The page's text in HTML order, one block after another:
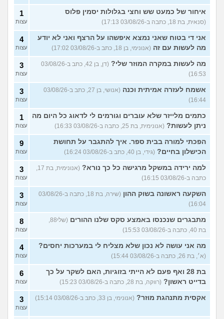
איחור של כמעט שש וחצי בגלולות יסמין פלוס
(סנאית, בת 18, כתבה ב-03/08/26 17:13)
1
עצות
אני די בטוח שאני נמצא איפשהו על הרצף ואני לא יודע
מה לעשות עם זה (אנונימי, בן 18, כתב ב-03/08/26 17:02)
4
עצות
מה לעשות במקרה המוזר שלי?
(דן, בן 42, כתב ב-03/08/26
16:53)
3
עצות
אשמח לעזרה אמיתית וכנה
(אנושי, בן 27, כתב ב-03/08/26
16:44)
3
עצות
כתמים מלייזר שלא עוברים וגורמים לי לדאוג כל היום מה
ניתן לעשות? (אנונימית, בת 25, כתבה ב-03/08/26 16:33)
1
עצות
הפכתי למורה בבית ספר. איך להתגבר על תחושת
הכישלון בחיים? (גידי, בן 40, כתב ב-03/08/26 16:24)
9
עצות
למה ירידה במשקל מרגישה כל כך נורא?
(אנונימית, בת 17,
כתבה ב-03/08/26 16:15)
3
עצות
השקעה ראשונה בשוק ההון
(שירה, בת 18, כתבה ב-03/08/26
16:04)
3
עצות
מתבגרים שנכנסו באמצע סקס שלנו ההורים
(שלי88,
בת 40, כתבה ב-03/08/26 15:53)
8
עצות
מה אני עושה לא נכון שלא מצליח לי במערכות יחסים?
(א׳, בת 26, כתבה ב-03/08/26 15:44)
4
עצות
בת 28 ואף פעם לא הייתי בזוגיות, האם לשקר על כך
בדייט ראשון? (רווקה, בת 28, כתבה ב-03/08/26 15:23)
6
עצות
אקסית מתנהגת מוזר? (אנונימי, בן 33, כתב ב-03/08/26 15:14) 3
עצות